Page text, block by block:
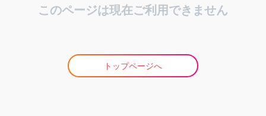
このページは現在ご利用できません